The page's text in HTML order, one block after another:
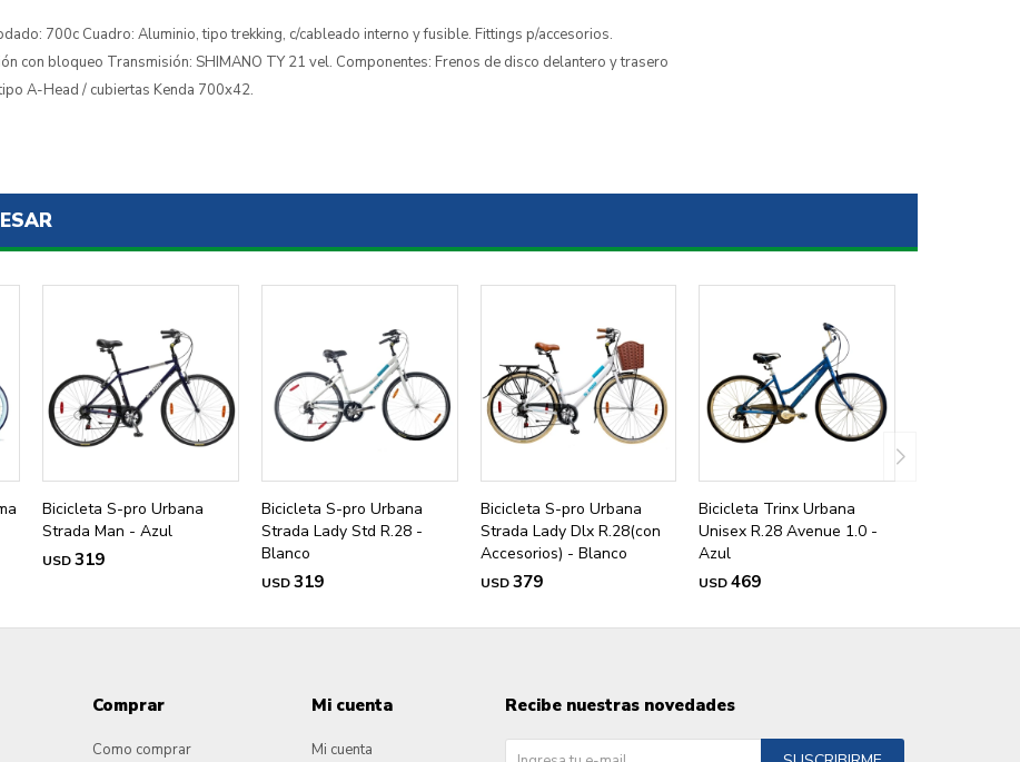
700c Cuadro: Aluminio, tipo trekking, c/cableado interno y fusible. Fittings p/accesorios.
con bloqueo Transmisión: SHIMANO TY 21 vel. Componentes: Frenos de disco delantero y trasero
A-Head / cubiertas Kenda 700x42.
Bicicleta S-pro Urbana
Strada Man - Azul
USD 319
Bicicleta S-pro Urbana
Strada Lady Std R.28 -
Blanco
USD319
Bicicleta S-pro Urbana
Strada Lady Dlx R.28(con
Accesorios) - Blanco
USD 379
Bicicleta Trinx Urbana
Unisex R.28 Avenue 1.0 -
Azul
USD 469
Comprar
Como comprar
Mi cuenta
Mi cuenta
Recibe nuestras novedades